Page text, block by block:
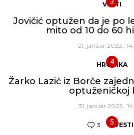
VESTI
Jovičić optužen da je po
mito od 10 do 60
21. januar 2022.,
HRONIKA
Žarko Lazić iz Borče
optuženičkoj
31. januar 2022.,
3 Komentara
VESTI